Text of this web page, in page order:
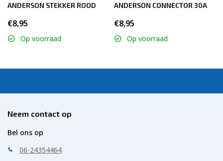
Soorten accu's: LiFePO4
Omgevingstemperatuur: -20 °C To +50°C
ANDERSON STEKKER ROOD
€8,95
Op voorraad
ANDERSON CONNECTOR 30A
€8,95
Op voorraad
Neem contact op
Bel ons op
06-24354464